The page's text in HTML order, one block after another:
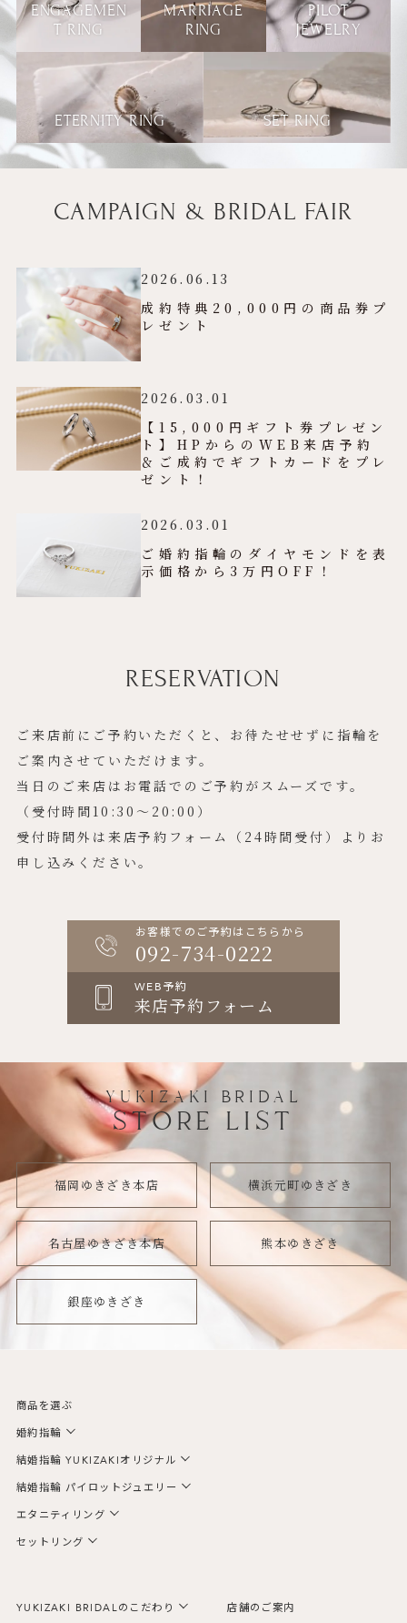
ENGAGEMEN
T RING
MARRIAGE
RING
PILOT
JEWELRY
ETERNITY RING SET RING
CAMPAIGN & BRIDAL FAIR
2026.06.13
成約特典20,000円の商品券プ
レゼント
2026.03.01
【15,000円ギフト券プレゼン
ト】HPからのWEB来店予約
＆ご成約でギフトカードをプレ
ゼント！
2026.03.01
ご婚約指輪のダイヤモンドを表
示価格から3万円OFF！
RESERVATION
ご来店前にご予約いただくと、お待たせせずに指輪を
ご案内させていただけます。
当日のご来店はお電話でのご予約がスムーズです。
（受付時間10:30〜20:00）
受付時間外は来店予約フォーム（24時間受付）よりお
申し込みください。
お客様でのご予約はこちらから
092-734-0222
WEB予約
来店予約フォーム
YUKIZAKI BRIDAL
STORE LIST
福岡ゆきざき本店 横浜元町ゆきざき
名古屋ゆきざき本店 熊本ゆきざき
銀座ゆきざき
商品を選ぶ
婚約指輪
結婚指輪 YUKIZAKIオリジナル
結婚指輪 パイロットジュエリー
エタニティリング
セットリング
YUKIZAKI BRIDALのこだわり 店舗のご案内